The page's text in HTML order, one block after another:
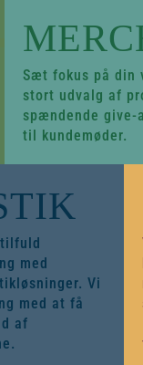
Sæt fokus på din
stort udvalg af
spændende give-
til kundemøder.
med
Vi
med at få
af